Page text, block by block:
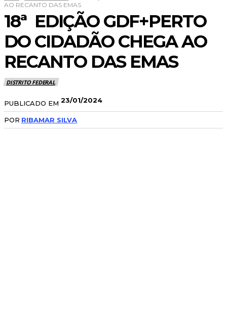
AO RECANTO DAS EMAS
18ª EDIÇÃO GDF+PERTO
DO CIDADÃO CHEGA AO
RECANTO DAS EMAS
DISTRITO FEDERAL
PUBLICADO EM 23/01/2024
POR RIBAMAR SILVA